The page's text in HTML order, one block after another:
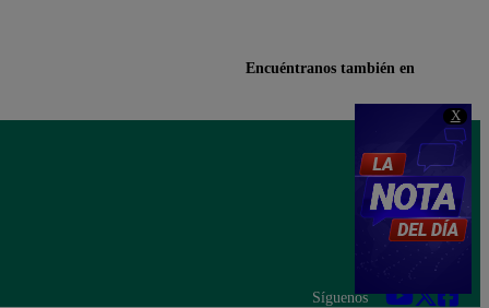
X
Encuéntranos también en
Síguenos